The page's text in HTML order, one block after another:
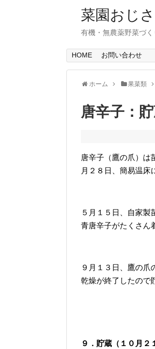
菜園おじ
有機・無農薬野菜づ
HOME お問い合わせ
ホーム 果菜類
唐辛子：
唐辛子（鷹の爪）は
月２８日、簡易温床
５月１５日、自家
青唐辛子がたくさん
９月１３日、鷹の
乾燥が終了したので
９．貯蔵（１０月２